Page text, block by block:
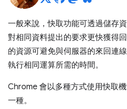
一般來說，快取功能可透過儲存
對相同資料提出的要求更快獲得
的資源可避免與伺服器的來回連
執行相同運算所需的時間。
Chrome 會以多種方式使用快取
一種。